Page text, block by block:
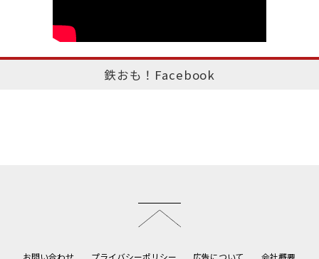
鉄おも！Facebook
お問い合わせ プライバシーポリシー 広告について 会社概要